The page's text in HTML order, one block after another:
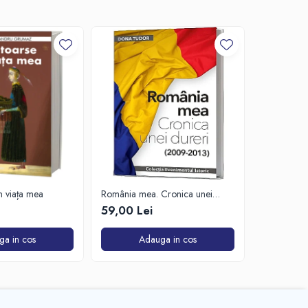
viața mea
in cos
România mea. Cronica unei
dureri (2009-2013)
59,00 Lei
Adauga in cos